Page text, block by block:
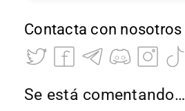
Contacta con nosotros
Se está comentando…